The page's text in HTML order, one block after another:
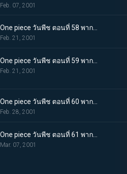
Feb. 07, 2001
One piece วันพีช ตอนที่ 58 พากย์ไทย การดวลในเมืองร้าง! โซโล ปะทะ เอริก
Feb. 21, 2001
Feb. 21, 2001
One piece วันพีช ตอนที่ 60 พากย์ไทย ระบำบนฟากฟ้า! ตำนานพันปีหวนคืน!
Feb. 28, 2001
Mar. 07, 2001